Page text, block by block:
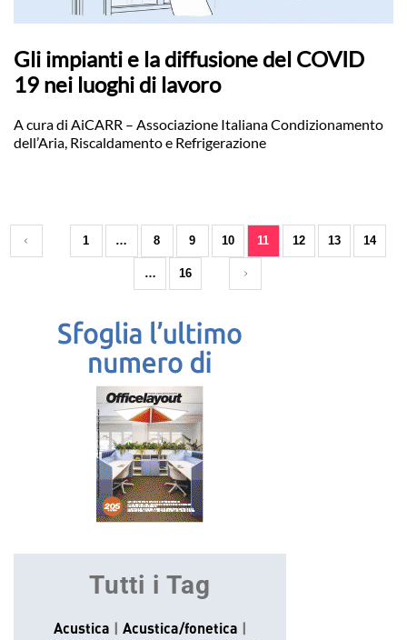
Gli impianti e la diffusione del COVID
19 nei luoghi di lavoro
A cura di AiCARR – Associazione Italiana Condizionamento
dell’Aria, Riscaldamento e Refrigerazione
1 … 8 9 10 11 12 13 14
… 16
Tutti i Tag
Acustica
Acustica/fonetica